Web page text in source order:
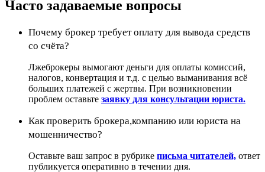
Часто задаваемые вопросы
Почему брокер требует оплату для вывода средств
со счёта?
Лжеброкеры вымогают деньги для оплаты комиссий,
налогов, конвертация и т.д. с целью выманивания всё
больших платежей с жертвы. При возникновении
проблем оставьте заявку для консультации юриста.
Как проверить брокера,компанию или юриста на
мошенничество?
Оставьте ваш запрос в рубрике письма читателей, ответ
публикуется оперативно в течении дня.